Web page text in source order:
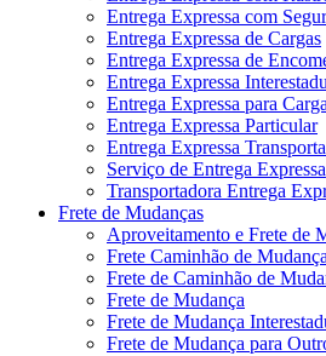
Entrega Expressa com
Entrega Expressa de Cargas
Entrega Expressa de
Entrega Expressa
Entrega Expressa para
Entrega Expressa Particular
Entrega Expressa
Serviço de Entrega Expressa
Transportadora Entrega
Frete de Mudanças
Aproveitamento e Frete de
Frete Caminhão de
Frete de Caminhão de
Frete de Mudança
Frete de Mudança
Frete de Mudança para